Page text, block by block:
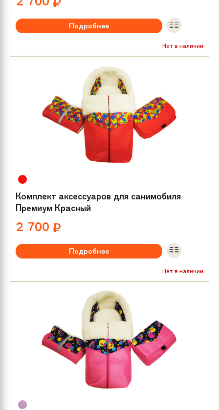
Подробнее
Нет в наличии
Комплект аксессуаров для санимобиля
Премиум Красный
2 700 ₽
Подробнее
Нет в наличии